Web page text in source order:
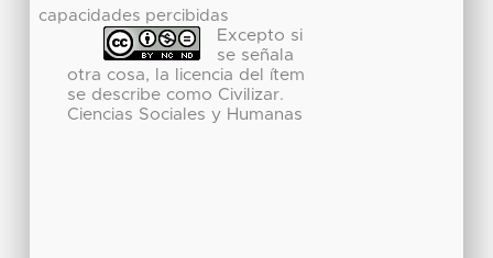
capacidades percibidas
Excepto si
se señala
otra cosa, la licencia del ítem
se describe como Civilizar.
Ciencias Sociales y Humanas